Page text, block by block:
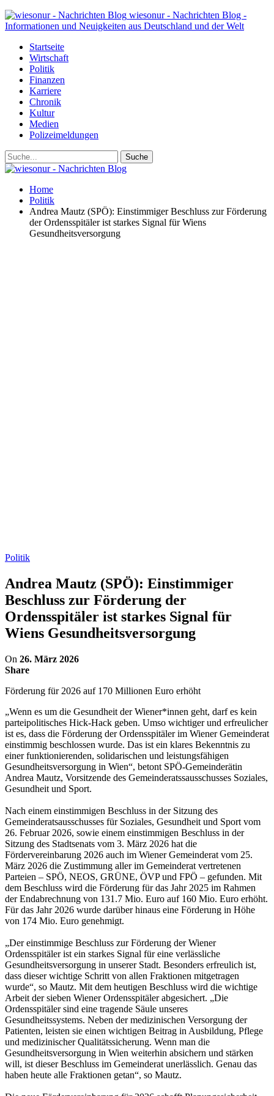
wiesonur - Nachrichten Blog -
Informationen und Neuigkeiten aus Deutschland und der Welt
Startseite
Wirtschaft
Politik
Finanzen
Karriere
Chronik
Kultur
Medien
Polizeimeldungen
Home
Politik
Andrea Mautz (SPÖ): Einstimmiger Beschluss zur Förderung
der Ordensspitäler ist starkes Signal für Wiens
Gesundheitsversorgung
Politik
Andrea Mautz (SPÖ): Einstimmiger
Beschluss zur Förderung der
Ordensspitäler ist starkes Signal für
Wiens Gesundheitsversorgung
On 26. März 2026
Share
Förderung für 2026 auf 170 Millionen Euro erhöht
„Wenn es um die Gesundheit der Wiener*innen geht, darf es kein
parteipolitisches Hick-Hack geben. Umso wichtiger und erfreulicher
ist es, dass die Förderung der Ordensspitäler im Wiener Gemeinderat
einstimmig beschlossen wurde. Das ist ein klares Bekenntnis zu
einer funktionierenden, solidarischen und leistungsfähigen
Gesundheitsversorgung in Wien“, betont SPÖ-Gemeinderätin
Andrea Mautz, Vorsitzende des Gemeinderatssausschusses Soziales,
Gesundheit und Sport.
Nach einem einstimmigen Beschluss in der Sitzung des
Gemeinderatsausschusses für Soziales, Gesundheit und Sport vom
26. Februar 2026, sowie einem einstimmigen Beschluss in der
Sitzung des Stadtsenats vom 3. März 2026 hat die
Fördervereinbarung 2026 auch im Wiener Gemeinderat vom 25.
März 2026 die Zustimmung aller im Gemeinderat vertretenen
Parteien – SPÖ, NEOS, GRÜNE, ÖVP und FPÖ – gefunden. Mit
dem Beschluss wird die Förderung für das Jahr 2025 im Rahmen
der Endabrechnung von 131.7 Mio. Euro auf 160 Mio. Euro erhöht.
Für das Jahr 2026 wurde darüber hinaus eine Förderung in Höhe
von 174 Mio. Euro genehmigt.
„Der einstimmige Beschluss zur Förderung der Wiener
Ordensspitäler ist ein starkes Signal für eine verlässliche
Gesundheitsversorgung in unserer Stadt. Besonders erfreulich ist,
dass dieser wichtige Schritt von allen Fraktionen mitgetragen
wurde“, so Mautz. Mit dem heutigen Beschluss wird die wichtige
Arbeit der sieben Wiener Ordensspitäler abgesichert. „Die
Ordensspitäler sind eine tragende Säule unseres
Gesundheitssystems. Neben der medizinischen Versorgung der
Patienten, leisten sie einen wichtigen Beitrag in Ausbildung, Pflege
und medizinischer Qualitätssicherung. Wenn man die
Gesundheitsversorgung in Wien weiterhin absichern und stärken
will, ist dieser Beschluss im Gemeinderat unerlässlich. Genau das
haben heute alle Fraktionen getan“, so Mautz.